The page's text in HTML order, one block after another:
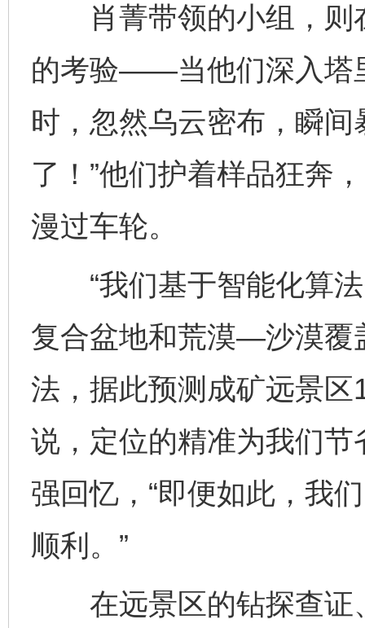
肖菁带领的小组，则
的考验——当他们深入塔
时，忽然乌云密布，瞬
了！”他们护着样品狂奔
漫过车轮。
“我们基于智能化算法
复合盆地和荒漠—沙漠覆
法，据此预测成矿远景
说，定位的精准为我们节
强回忆，“即便如此，我
顺利。”
在远景区的钻探查证